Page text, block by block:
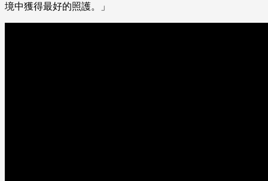
境中獲得最好的照護。」